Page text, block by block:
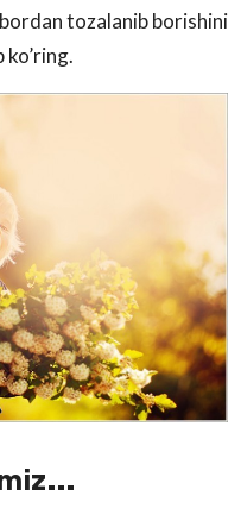
tozalanib borishini
ko’ring.